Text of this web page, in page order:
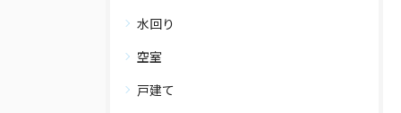
水回り
空室
戸建て